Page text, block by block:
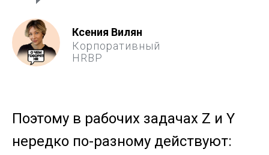
Ксения Вилян
Корпоративный
HRBP
Поэтому в рабочих задачах Z и Y
нередко по-разному действуют: